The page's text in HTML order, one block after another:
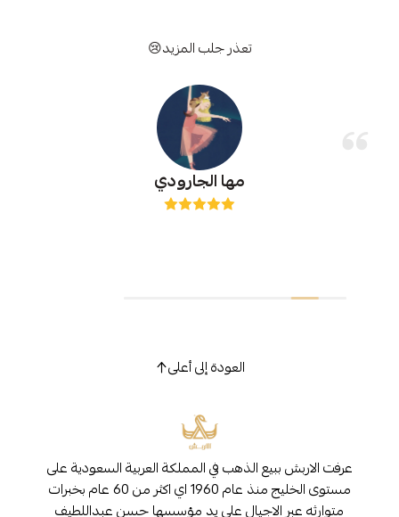
تعذر جلب المزيد😢
مها الجارودي
العودة إلى أعلى
عرفت الاربش ببيع الذهب في المملكة العربية السعودية على
مستوى الخليج منذ عام 1960 اي اكثر من 60 عام بخبرات
متوارثه عبر الاجيال على يد مؤسسها حسن عبداللطيف